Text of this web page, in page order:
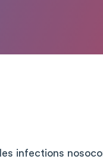
infections